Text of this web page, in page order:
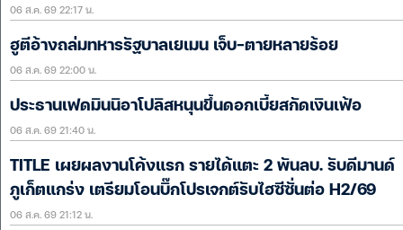
06 ส.ค. 69 22:17 น.
ฮูตีอ้างถล่มทหารรัฐบาลเยเมน เจ็บ-ตายหลายร้อย
06 ส.ค. 69 22:00 น.
ประธานเฟดมินนิอาโปลิสหนุนขึ้นดอกเบี้ยสกัดเงินเฟ้อ
06 ส.ค. 69 21:40 น.
TITLE เผยผลงานโค้งแรก รายได้แตะ 2 พันลบ. รับดีมานด์
ภูเก็ตแกร่ง เตรียมโอนบิ๊กโปรเจกต์รับไฮซีซั่นต่อ H2/69
06 ส.ค. 69 21:12 น.